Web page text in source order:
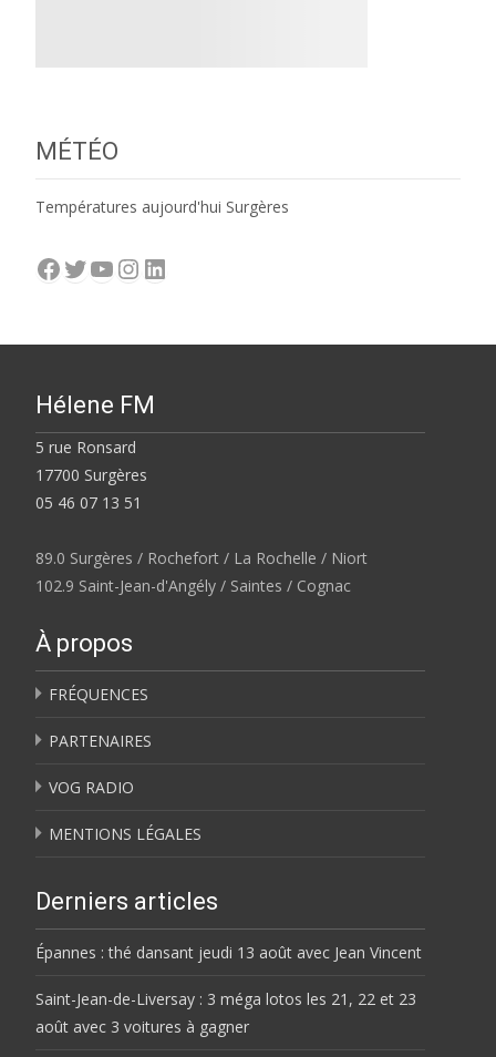
MÉTÉO
Températures aujourd'hui Surgères
Facebook
Twitter
YouTube
Instagram
LinkedIn
Hélene FM
5 rue Ronsard
17700 Surgères
05 46 07 13 51
89.0 Surgères / Rochefort / La Rochelle / Niort
102.9 Saint-Jean-d'Angély / Saintes / Cognac
À propos
FRÉQUENCES
PARTENAIRES
VOG RADIO
MENTIONS LÉGALES
Derniers articles
Épannes : thé dansant jeudi 13 août avec Jean Vincent
Saint-Jean-de-Liversay : 3 méga lotos les 21, 22 et 23
août avec 3 voitures à gagner